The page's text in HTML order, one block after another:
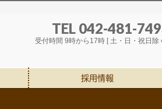
TEL 042-481-
受付時間 9時から17時 [ 土・日・祝日除
採用情報